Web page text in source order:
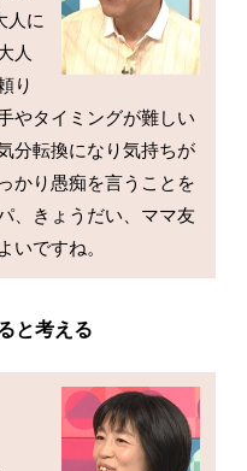
人に
人
り
やタイミングが難しい
分転換になり気持ちが
かり愚痴を言うことを
、きょうだい、ママ友
と考える